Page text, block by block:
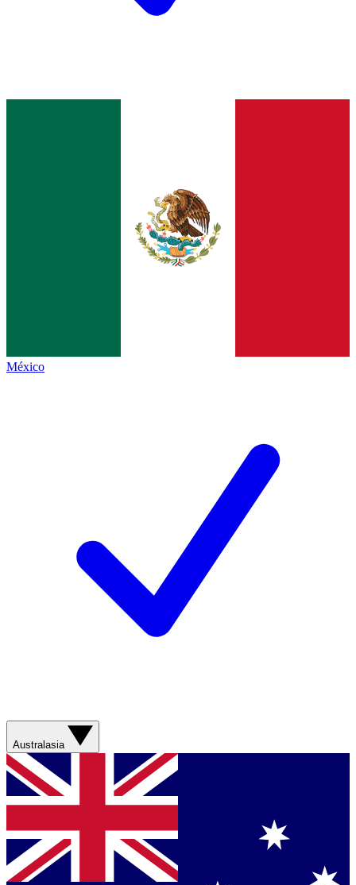
México
Australasia